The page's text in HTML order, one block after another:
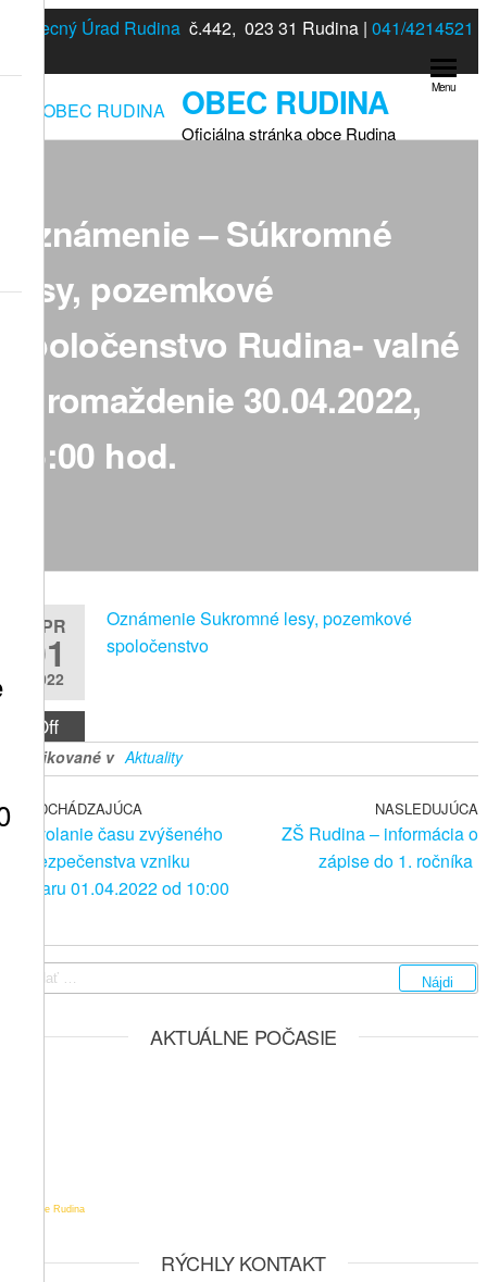
Preskočiť
obsah
Obecný Úrad Rudina č.442, 023 31 Rudina | 041/4214521
OBEC RUDINA
Oficiálna stránka obce Rudina
Menu
Oznámenie – Súkromné
lesy, pozemkové
spoločenstvo Rudina- valné
zhromaždenie 30.04.2022,
15:00 hod.
APR
01
2022
Off
Oznámenie Sukromné lesy, pozemkové
spoločenstvo
Publikované v Aktuality
Navigácia
článku
Predchádzajúci
príspevok
PREDCHÁDZAJÚCA
Odvolanie času zvýšeného
nebezpečenstva vzniku
požiaru 01.04.2022 od 10:00
NASLEDUJÚCA
ZŠ Rudina – informácia o
zápise do 1. ročníka
Hľadať:
AKTUÁLNE POČASIE
Počasie Rudina
RÝCHLY KONTAKT